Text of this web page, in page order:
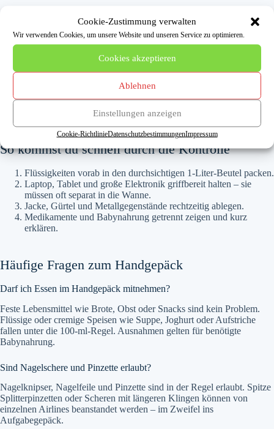
Cookie-Zustimmung verwalten
Wir verwenden Cookies, um unsere Website und unseren Service zu optimieren.
Cookies akzeptieren
Ablehnen
Einstellungen anzeigen
Cookie-RichtlinieDatenschutzbestimmungenImpressum
Powerbanks und Akkus
Powerbanks und Ersatzakkus gehören wegen der Brandgefahr
ausschließlich ins Handgepäck, niemals ins aufgegebene Gepäck.
Erlaubt sind Geräte bis 100 Wh, in der Regel zwei Stück pro Person.
Modelle zwischen 100 und 160 Wh brauchen eine Genehmigung der
Airline. Achtung: Mehrere Airlines (u. a. die Lufthansa Group)
verbieten seit 2026 das Aufladen von Geräten per Powerbank während
So kommst du schnell durch die Kontrolle
Flüssigkeiten vorab in den durchsichtigen 1-Liter-Beutel packen.
Laptop, Tablet und große Elektronik griffbereit halten – sie
müssen oft separat in die Wanne.
Jacke, Gürtel und Metallgegenstände rechtzeitig ablegen.
Medikamente und Babynahrung getrennt zeigen und kurz
erklären.
Häufige Fragen zum Handgepäck
Darf ich Essen im Handgepäck mitnehmen?
Feste Lebensmittel wie Brote, Obst oder Snacks sind kein Problem.
Flüssige oder cremige Speisen wie Suppe, Joghurt oder Aufstriche
fallen unter die 100-ml-Regel. Ausnahmen gelten für benötigte
Babynahrung.
Sind Nagelschere und Pinzette erlaubt?
Nagelknipser, Nagelfeile und Pinzette sind in der Regel erlaubt. Spitze
Splitterpinzetten oder Scheren mit längeren Klingen können von
einzelnen Airlines beanstandet werden – im Zweifel ins
Aufgabegepäck.